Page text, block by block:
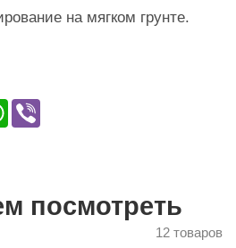
на мягком грунте.
WhatsApp
посмотреть
12 товаров